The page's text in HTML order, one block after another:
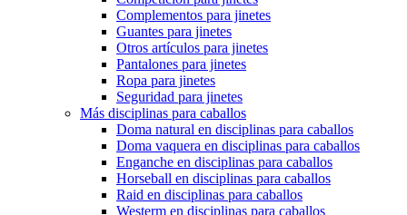
Complementos para jinetes
Guantes para jinetes
Otros artículos para jinetes
Pantalones para jinetes
Ropa para jinetes
Seguridad para jinetes
Más disciplinas para caballos
Doma natural en disciplinas para caballos
Doma vaquera en disciplinas para caballos
Enganche en disciplinas para caballos
Horseball en disciplinas para caballos
Raid en disciplinas para caballos
Westerm en disciplinas para caballos